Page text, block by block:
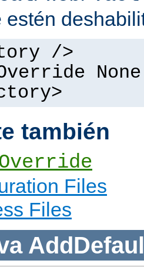
estén
/>
None
también
Files
Files